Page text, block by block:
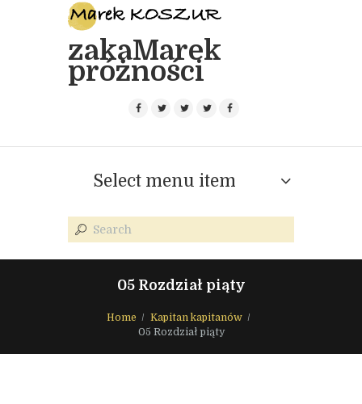
zakaMarek
próżności
Select menu item
05 Rozdział piąty
Home
Kapitan kapitanów
05 Rozdział piąty